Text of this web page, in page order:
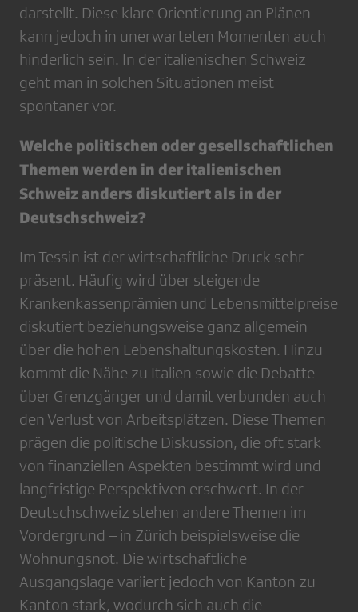
darstellt. Diese klare Orientierung an Plänen
kann jedoch in unerwarteten Momenten auch
hinderlich sein. In der italienischen Schweiz
geht man in solchen Situationen meist
spontaner vor.
Welche politischen oder gesellschaftlichen
Themen werden in der italienischen
Schweiz anders diskutiert als in der
Deutschschweiz?
Im Tessin ist der wirtschaftliche Druck sehr
präsent. Häufig wird über steigende
Krankenkassenprämien und Lebensmittelpreise
diskutiert beziehungsweise ganz allgemein
über die hohen Lebenshaltungskosten. Hinzu
kommt die Nähe zu Italien sowie die Debatte
über Grenzgänger und damit verbunden auch
den Verlust von Arbeitsplätzen. Diese Themen
prägen die politische Diskussion, die oft stark
von finanziellen Aspekten bestimmt wird und
langfristige Perspektiven erschwert. In der
Deutschschweiz stehen andere Themen im
Vordergrund – in Zürich beispielsweise die
Wohnungsnot. Die wirtschaftliche
Ausgangslage variiert jedoch von Kanton zu
Kanton stark, wodurch sich auch die